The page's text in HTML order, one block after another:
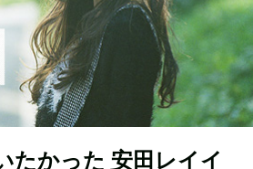
たかった 安田レイイ